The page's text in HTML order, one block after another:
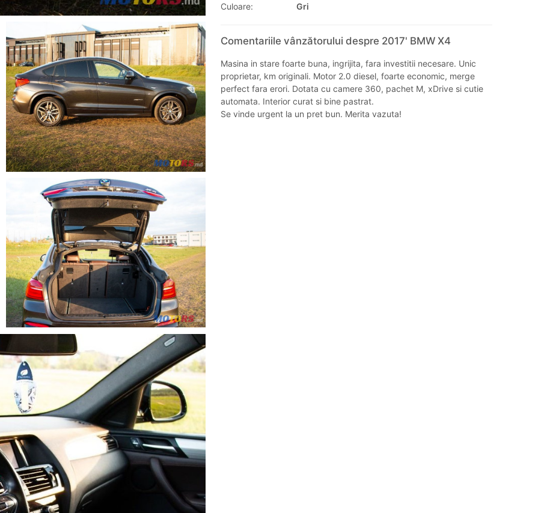
Culoare:
Gri
Comentariile vânzătorului despre 2017' BMW X4
Masina in stare foarte buna, ingrijita, fara investitii necesare. Unic
proprietar, km originali. Motor 2.0 diesel, foarte economic, merge
perfect fara erori. Dotata cu camere 360, pachet M, xDrive si cutie
automata. Interior curat si bine pastrat.
Se vinde urgent la un pret bun. Merita vazuta!